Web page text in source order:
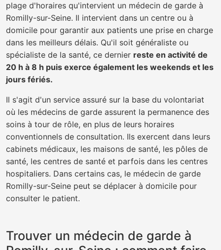
plage d'horaires qu'intervient un médecin de garde à
Romilly-sur-Seine. Il intervient dans un centre ou à
domicile pour garantir aux patients une prise en charge
dans les meilleurs délais. Qu'il soit généraliste ou
spécialiste de la santé, ce dernier reste en activité de
20 h à 8 h puis exerce également les weekends et les
jours fériés.
Il s'agit d'un service assuré sur la base du volontariat
où les médecins de garde assurent la permanence des
soins à tour de rôle, en plus de leurs horaires
conventionnels de consultation. Ils exercent dans leurs
cabinets médicaux, les maisons de santé, les pôles de
santé, les centres de santé et parfois dans les centres
hospitaliers. Dans certains cas, le médecin de garde
Romilly-sur-Seine peut se déplacer à domicile pour
consulter le patient.
Trouver un médecin de garde à